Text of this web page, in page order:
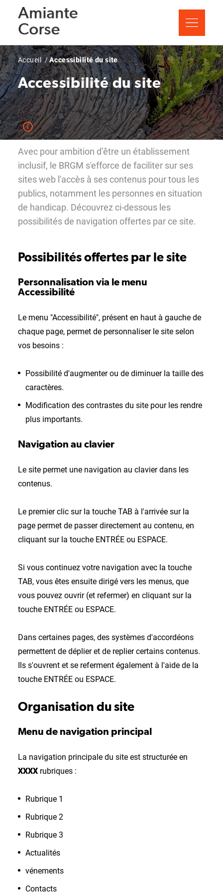
contenu
Fil
d'Ariane
Accueil Accessibilité du site
Accessibilité du site
Avec pour ambition d’être un établissement
inclusif, le BRGM s'efforce de faciliter sur ses
sites web l'accès à ses contenus pour tous les
publics, notamment les personnes en situation
de handicap. Découvrez ci-dessous les
possibilités de navigation offertes par ce site.
Possibilités offertes par le site
Personnalisation via le menu
Accessibilité
Le menu "Accessibilité", présent en haut à gauche de
chaque page, permet de personnaliser le site selon
vos besoins :
Possibilité d'augmenter ou de diminuer la taille des
caractères.
Modification des contrastes du site pour les rendre
plus importants.
Navigation au clavier
Le site permet une navigation au clavier dans les
contenus.
Le premier clic sur la touche TAB à l'arrivée sur la
page permet de passer directement au contenu, en
cliquant sur la touche ENTRÉE ou ESPACE.
Si vous continuez votre navigation avec la touche
TAB, vous êtes ensuite dirigé vers les menus, que
vous pouvez ouvrir (et refermer) en cliquant sur la
touche ENTRÉE ou ESPACE.
Dans certaines pages, des systèmes d'accordéons
permettent de déplier et de replier certains contenus.
Ils s'ouvrent et se referment également à l'aide de la
touche ENTRÉE ou ESPACE.
Organisation du site
Menu de navigation principal
La navigation principale du site est structurée en
XXXX rubriques :
Rubrique 1
Rubrique 2
Rubrique 3
Actualités
vénements
Contacts
Panneau de gestion des cookies